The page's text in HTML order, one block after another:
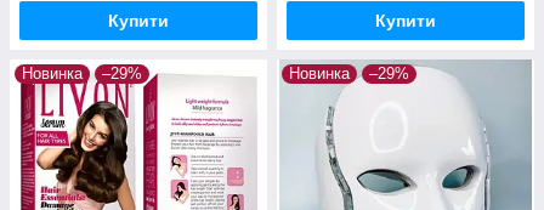
Купити Купити
Новинка –29% Новинка –29%